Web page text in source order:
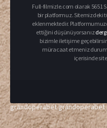
Full-filmizle.com olarak 5651
bir platformuz. Sitemizdeki
eklenmektedir.
ettiğini düşünüyorsanız
bizimle iletişime
müracaat etmeniz
içerisinde
grandoperabetgrandoperabet